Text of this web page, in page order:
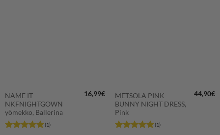
NAME IT
NKFNIGHTGOWN
yömekko, Ballerina
(1)
16,99€
METSOLA PINK
BUNNY NIGHT DRESS,
Pink
(1)
44,90€